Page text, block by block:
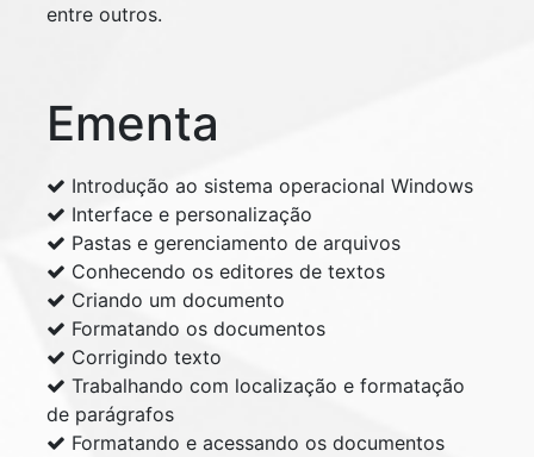
entre outros.
Ementa
Introdução ao sistema operacional Windows
Interface e personalização
Pastas e gerenciamento de arquivos
Conhecendo os editores de textos
Criando um documento
Formatando os documentos
Corrigindo texto
Trabalhando com localização e formatação
de parágrafos
Formatando e acessando os documentos